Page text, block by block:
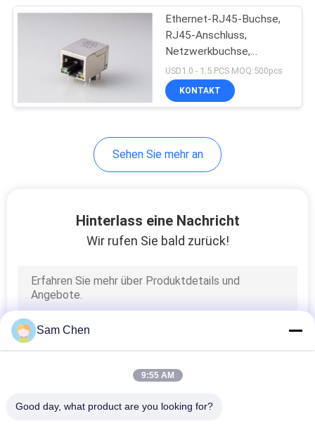
Verbindungsstück
RJ45 USB
USB-Buchse
Buchse rj45
Ethernet-RJ45-Buchse,
RJ45-Anschluss,
Netzwerkbuchse,
Buchse, Seite mit LED
USD1.0 - 1.5 PCS MOQ:500pcs
KONTAKT
Sehen Sie mehr an
Hinterlass eine Nachricht
Wir rufen Sie bald zurück!
Sam Chen
9:55 AM
Good day, what product are you looking for?